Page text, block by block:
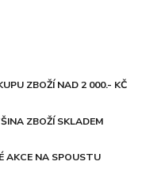
ZBOŽÍ NAD 2 000.- KČ
ZBOŽÍ SKLADEM
AKCE NA SPOUSTU